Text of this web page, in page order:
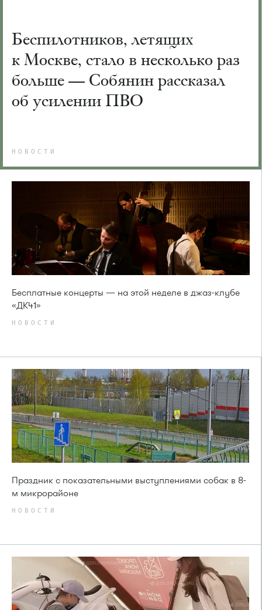
Беспилотников, летящих
к Москве, стало в несколько раз
больше — Собянин рассказал
об усилении ПВО
НОВОСТИ
Бесплатные концерты — на этой неделе в джаз-клубе
«ДК41»
НОВОСТИ
Праздник с показательными выступлениями собак в 8-
м микрорайоне
НОВОСТИ